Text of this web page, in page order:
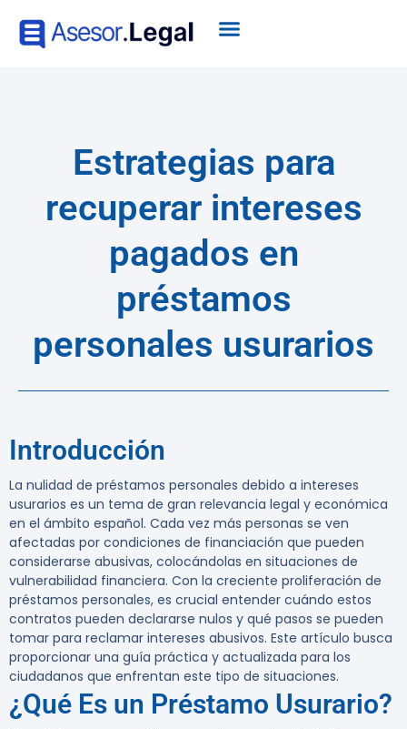
Estrategias para
recuperar intereses
pagados en
préstamos
personales usurarios
Introducción
La nulidad de préstamos personales debido a intereses
usurarios es un tema de gran relevancia legal y económica
en el ámbito español. Cada vez más personas se ven
afectadas por condiciones de financiación que pueden
considerarse abusivas, colocándolas en situaciones de
vulnerabilidad financiera. Con la creciente proliferación de
préstamos personales, es crucial entender cuándo estos
contratos pueden declararse nulos y qué pasos se pueden
tomar para reclamar intereses abusivos. Este artículo busca
proporcionar una guía práctica y actualizada para los
ciudadanos que enfrentan este tipo de situaciones.
¿Qué Es un Préstamo Usurario?